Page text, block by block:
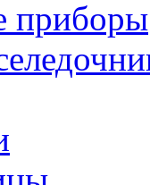
приборы